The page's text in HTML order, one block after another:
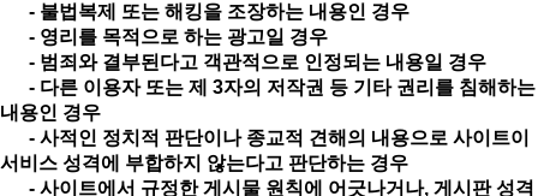
- 불법복제 또는 해킹을 조장하는 내용인 경우
- 영리를 목적으로 하는 광고일 경우
- 범죄와 결부된다고 객관적으로 인정되는 내용일 경우
- 다른 이용자 또는 제 3자의 저작권 등 기타 권리를 침해하는
내용인 경우
- 사적인 정치적 판단이나 종교적 견해의 내용으로 사이트이
서비스 성격에 부합하지 않는다고 판단하는 경우
- 사이트에서 규정한 게시물 원칙에 어긋나거나, 게시판 성격